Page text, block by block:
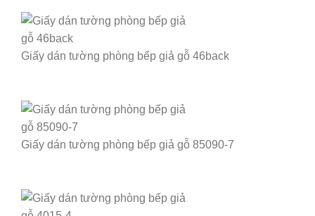
Giấy dán tường phòng bếp giả gỗ 46back
Giấy dán tường phòng bếp giả gỗ 85090-7